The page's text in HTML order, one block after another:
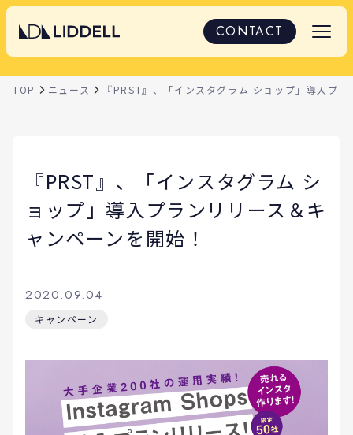
CONTACT
TOP ニュース 『PRST』、「インスタグラム ショップ」導入プ
『PRST』、「インスタグラム シ
ョップ」導入プランリリース＆キ
ャンペーンを開始！
2020.09.04
キャンペーン